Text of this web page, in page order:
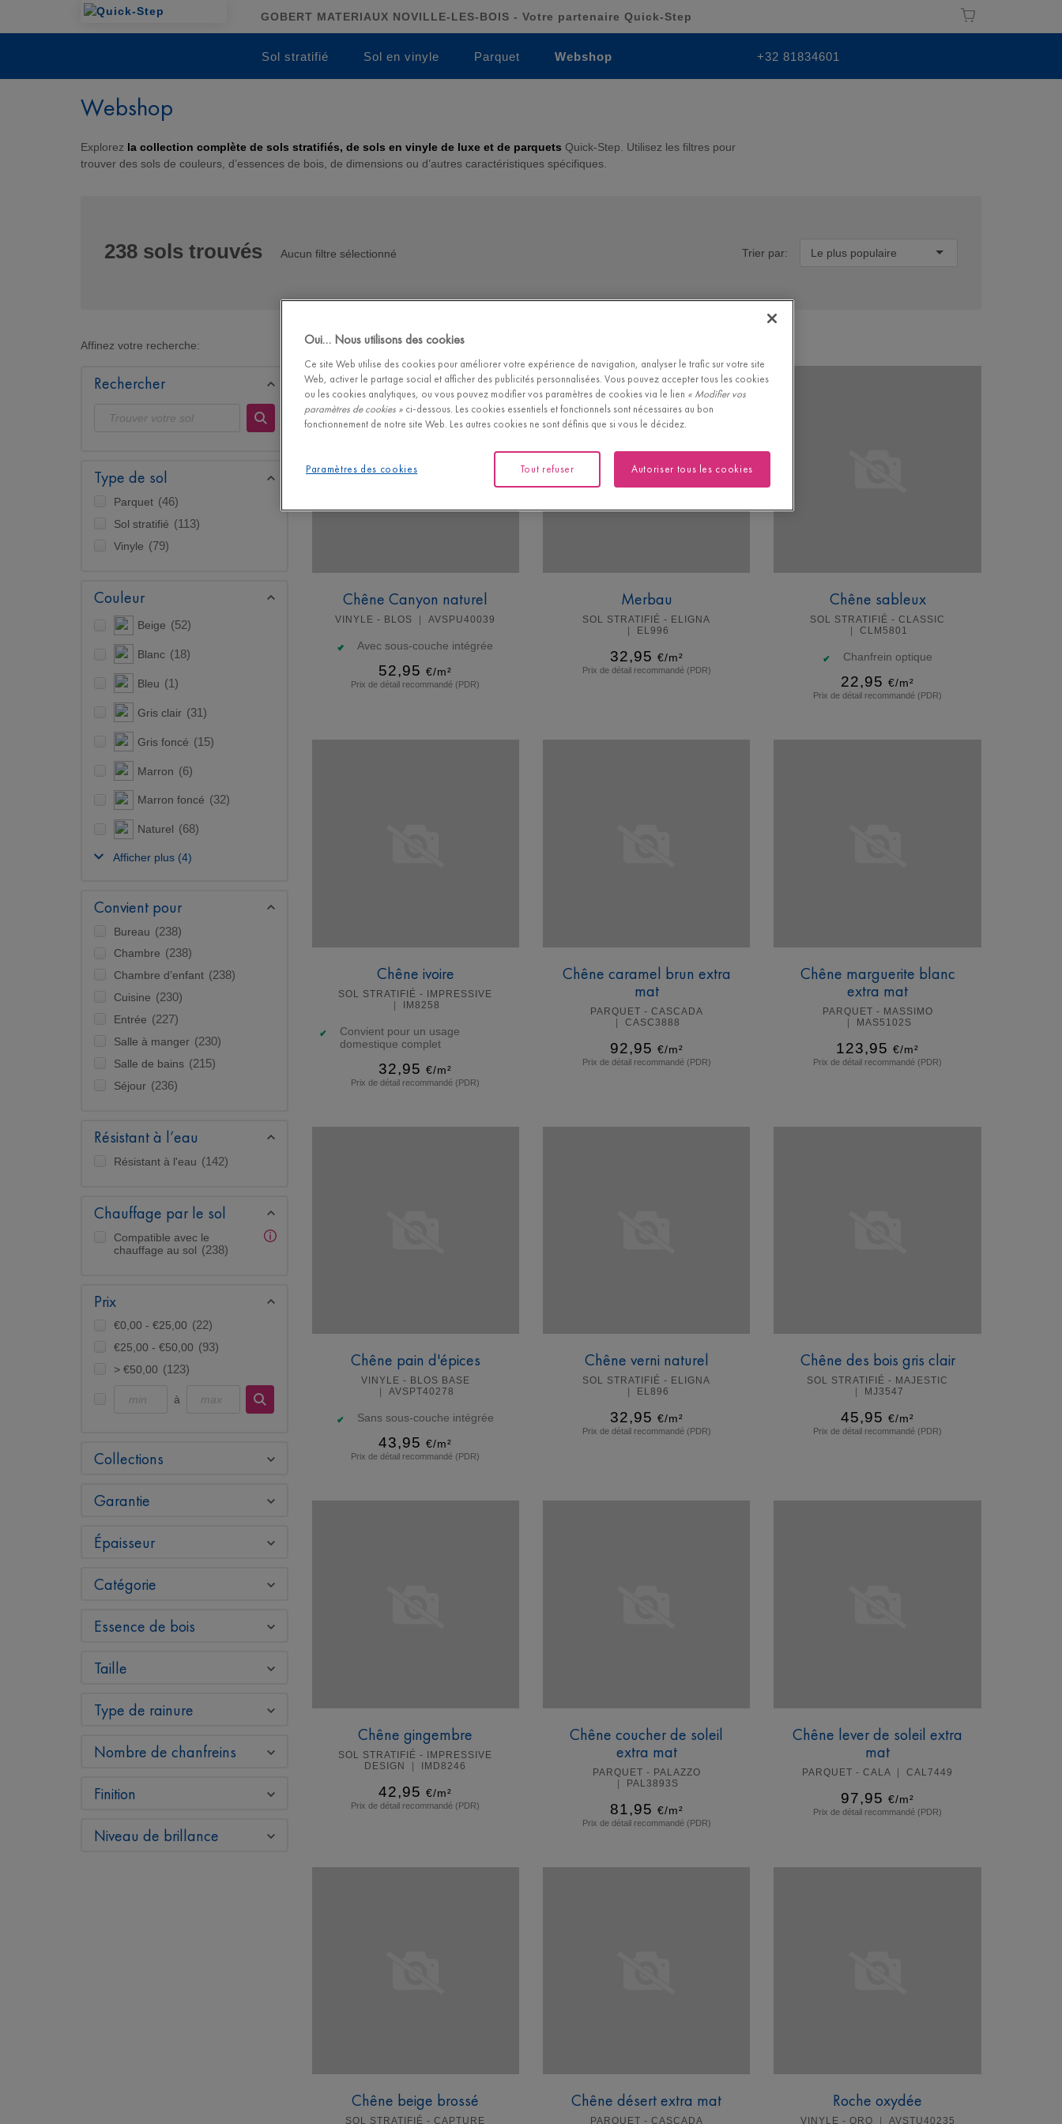
GOBERT MATERIAUX NOVILLE-LES-BOIS - Votre partenaire Quick-Step
Sol stratifié Sol en vinyle Parquet Webshop +32 81834601
Webshop
Explorez la collection complète de sols stratifiés, de sols en vinyle de luxe et de parquets Quick-Step. Utilisez les filtres pour
trouver des sols de couleurs, d’essences de bois, de dimensions ou d’autres caractéristiques spécifiques.
238 sols trouvés Aucun filtre sélectionné Trier par: Le plus populaire
Affinez votre recherche:
Rechercher
Type de sol
Parquet (46)
Sol stratifié (113)
Vinyle (79)
Couleur
Beige (52)
Blanc (18)
Bleu (1)
Gris clair (31)
Gris foncé (15)
Marron (6)
Marron foncé (32)
Naturel (68)
Afficher plus (4)
Convient pour
Bureau (238)
Chambre (238)
Chambre d’enfant (238)
Cuisine (230)
Entrée (227)
Salle à manger (230)
Salle de bains (215)
Séjour (236)
Résistant à l’eau
Résistant à l'eau (142)
Chauffage par le sol
Compatible avec le
chauffage au sol (238)
Prix
€0,00 - €25,00 (22)
€25,00 - €50,00 (93)
> €50,00 (123)
à
Collections
Garantie
Épaisseur
Catégorie
Essence de bois
Taille
Type de rainure
Nombre de chanfreins
Finition
Niveau de brillance
Chêne Canyon naturel
VINYLE - BLOS AVSPU40039
Avec sous-couche intégrée
52,95 €/m²
Prix de détail recommandé (PDR)
Merbau
SOL STRATIFIÉ - ELIGNA
EL996
32,95 €/m²
Prix de détail recommandé (PDR)
Chêne sableux
SOL STRATIFIÉ - CLASSIC
CLM5801
Chanfrein optique
22,95 €/m²
Prix de détail recommandé (PDR)
Chêne ivoire
SOL STRATIFIÉ - IMPRESSIVE
IM8258
Convient pour un usage
domestique complet
32,95 €/m²
Prix de détail recommandé (PDR)
Chêne caramel brun extra
mat
PARQUET - CASCADA
CASC3888
92,95 €/m²
Prix de détail recommandé (PDR)
Chêne marguerite blanc
extra mat
PARQUET - MASSIMO
MAS5102S
123,95 €/m²
Prix de détail recommandé (PDR)
Chêne pain d'épices
VINYLE - BLOS BASE
AVSPT40278
Sans sous-couche intégrée
43,95 €/m²
Prix de détail recommandé (PDR)
Chêne verni naturel
SOL STRATIFIÉ - ELIGNA
EL896
32,95 €/m²
Prix de détail recommandé (PDR)
Chêne des bois gris clair
SOL STRATIFIÉ - MAJESTIC
MJ3547
45,95 €/m²
Prix de détail recommandé (PDR)
Chêne gingembre
SOL STRATIFIÉ - IMPRESSIVE
DESIGN
IMD8246
42,95 €/m²
Prix de détail recommandé (PDR)
Chêne coucher de soleil
extra mat
PARQUET - PALAZZO
PAL3893S
81,95 €/m²
Prix de détail recommandé (PDR)
Chêne lever de soleil extra
mat
PARQUET - CALA CAL7449
97,95 €/m²
Prix de détail recommandé (PDR)
Chêne beige brossé
SOL STRATIFIÉ - CAPTURE
Chêne désert extra mat
PARQUET - CASCADA
Roche oxydée
VINYLE - ORO AVSTU40235
Oui… Nous utilisons des cookies
Ce site Web utilise des cookies pour améliorer votre expérience de navigation, analyser le trafic sur votre site
Web, activer le partage social et afficher des publicités personnalisées. Vous pouvez accepter tous les cookies
ou les cookies analytiques, ou vous pouvez modifier vos paramètres de cookies via le lien « Modifier vos
paramètres de cookies » ci-dessous. Les cookies essentiels et fonctionnels sont nécessaires au bon
fonctionnement de notre site Web. Les autres cookies ne sont définis que si vous le décidez.
Paramètres des cookies Tout refuser Autoriser tous les cookies